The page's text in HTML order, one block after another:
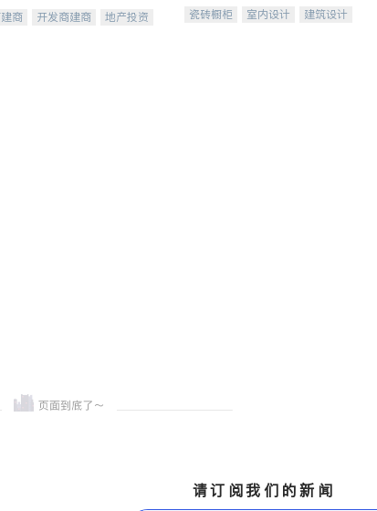
商 开发商建商 地产投资 瓷砖橱柜 室内设计
建筑设计
请订阅我们的新闻